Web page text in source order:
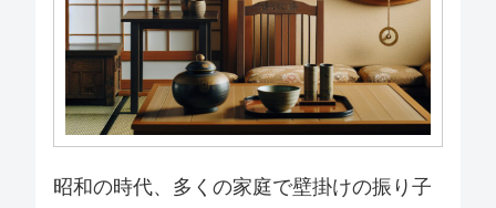
昭和の時代、多くの家庭で壁掛けの振り子